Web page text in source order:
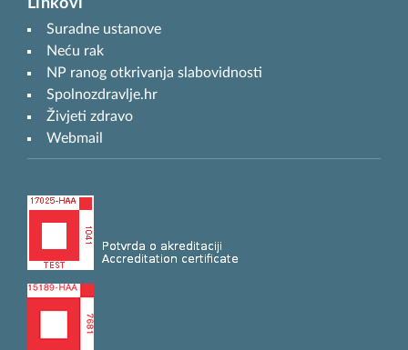
Linkovi
Suradne ustanove
Neću rak
NP ranog otkrivanja slabovidnosti
Spolnozdravlje.hr
Živjeti zdravo
Webmail